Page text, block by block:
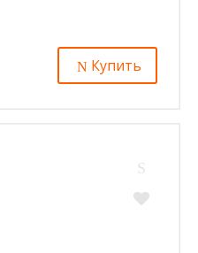
Купить